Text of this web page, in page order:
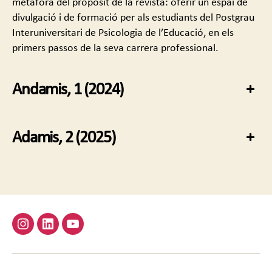
metàfora del propòsit de la revista: oferir un espai de
divulgació i de formació per als estudiants del Postgrau
Interuniversitari de Psicologia de l’Educació, en els
primers passos de la seva carrera professional.
Andamis, 1 (2024) +
Adamis, 2 (2025) +
InstagramLinkedinYoutube